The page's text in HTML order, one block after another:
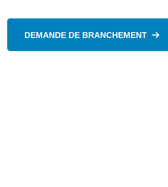
DEMANDE DE BRANCHEMENT